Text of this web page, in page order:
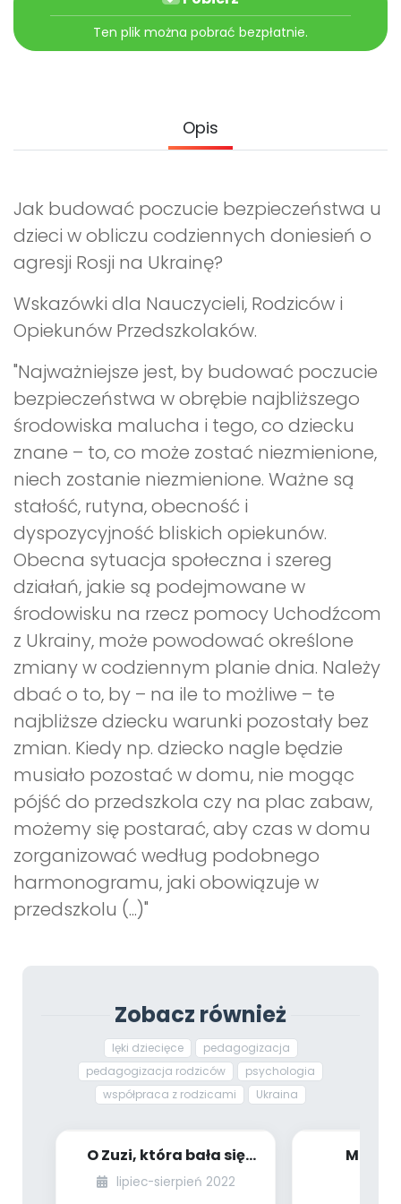
Archiwalne numery
Pomoc
Promocje
Ten plik można pobrać bezpłatnie.
Opis
Jak budować poczucie bezpieczeństwa u
dzieci w obliczu codziennych doniesień o
agresji Rosji na Ukrainę?
Wskazówki dla Nauczycieli, Rodziców i
Opiekunów Przedszkolaków.
"Najważniejsze jest, by budować poczucie
bezpieczeństwa w obrębie najbliższego
środowiska malucha i tego, co dziecku
znane – to, co może zostać niezmienione,
niech zostanie niezmienione. Ważne są
stałość, rutyna, obecność i
dyspozycyjność bliskich opiekunów.
Obecna sytuacja społeczna i szereg
działań, jakie są podejmowane w
środowisku na rzecz pomocy Uchodźcom
z Ukrainy, może powodować określone
zmiany w codziennym planie dnia. Należy
dbać o to, by – na ile to możliwe – te
najbliższe dziecku warunki pozostały bez
zmian. Kiedy np. dziecko nagle będzie
musiało pozostać w domu, nie mogąc
pójść do przedszkola czy na plac zabaw,
możemy się postarać, aby czas w domu
zorganizować według podobnego
harmonogramu, jaki obowiązuje w
przedszkolu (...)"
Zobacz również
lęki dziecięce
pedagogizacja
pedagogizacja rodziców
psychologia
współpraca z rodzicami
Ukraina
O Zuzi, która bała się
wizyty u dentysty
lipiec-sierpień 2022